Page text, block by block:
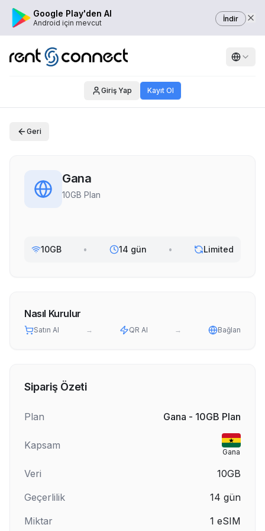
Google Play'den Al
Android için mevcut İndir
Giriş Yap Kayıt Ol
Geri
Gana
10GB Plan
10GB • 14 gün • Limited
Nasıl Kurulur
Satın Al → QR Al → Bağlan
Sipariş Özeti
Plan Gana - 10GB Plan
Kapsam
Gana
Veri
10GB
Geçerlilik
14 gün
Miktar
1 eSIM